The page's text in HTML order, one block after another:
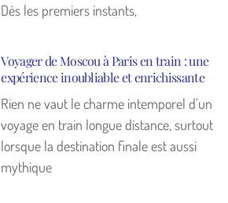
Dès les premiers instants,
Voyager de Moscou à Paris en train : une
expérience inoubliable et enrichissante
Rien ne vaut le charme intemporel d’un
voyage en train longue distance, surtout
lorsque la destination finale est aussi
mythique